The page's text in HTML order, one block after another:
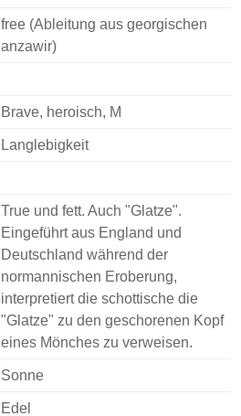
free (Ableitung aus georgischen
anzawir)
Brave, heroisch, M
Langlebigkeit
True und fett. Auch "Glatze".
Eingeführt aus England und
Deutschland während der
normannischen Eroberung,
interpretiert die schottische die
"Glatze" zu den geschorenen Kopf
eines Mönches zu verweisen.
Sonne
Edel